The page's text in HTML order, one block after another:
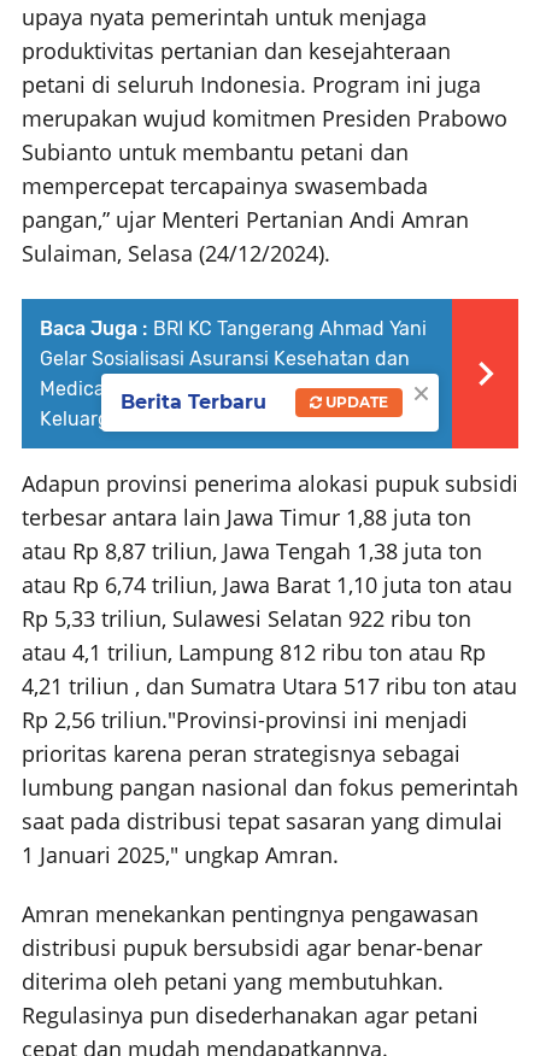
upaya nyata pemerintah untuk menjaga
produktivitas pertanian dan kesejahteraan
petani di seluruh Indonesia. Program ini juga
merupakan wujud komitmen Presiden Prabowo
Subianto untuk membantu petani dan
mempercepat tercapainya swasembada
pangan,” ujar Menteri Pertanian Andi Amran
Sulaiman, Selasa (24/12/2024).
Baca Juga : BRI KC Tangerang Ahmad Yani
Gelar Sosialisasi Asuransi Kesehatan dan
Medical Check Up Bersama RS Mitra
Keluarga
Adapun provinsi penerima alokasi pupuk subsidi
terbesar antara lain Jawa Timur 1,88 juta ton
atau Rp 8,87 triliun, Jawa Tengah 1,38 juta ton
atau Rp 6,74 triliun, Jawa Barat 1,10 juta ton atau
Rp 5,33 triliun, Sulawesi Selatan 922 ribu ton
atau 4,1 triliun, Lampung 812 ribu ton atau Rp
4,21 triliun , dan Sumatra Utara 517 ribu ton atau
Rp 2,56 triliun."Provinsi-provinsi ini menjadi
prioritas karena peran strategisnya sebagai
lumbung pangan nasional dan fokus pemerintah
saat pada distribusi tepat sasaran yang dimulai
1 Januari 2025," ungkap Amran.
Amran menekankan pentingnya pengawasan
distribusi pupuk bersubsidi agar benar-benar
diterima oleh petani yang membutuhkan.
Regulasinya pun disederhanakan agar petani
cepat dan mudah mendapatkannya.
×
Berita Terbaru UPDATE